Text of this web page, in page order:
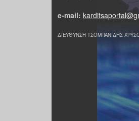
e-mail:
ΔΙΕΥΘΥΝΣΗ ΤΣΟΜΠΑΝΙΔΗΣ